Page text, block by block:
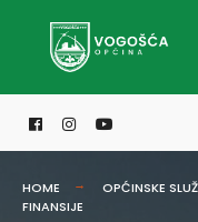
HOME OPĆINSKE
FINANSIJE